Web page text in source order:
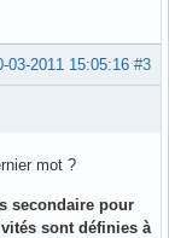
#3
03-2011 15:05:16
mot ?
secondaire pour
sont définies à